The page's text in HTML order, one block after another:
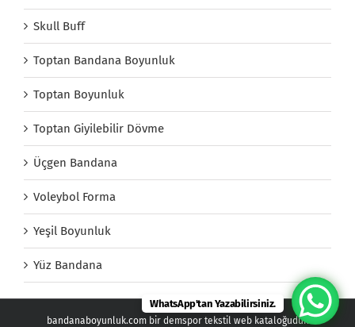
Skull Buff
Toptan Bandana Boyunluk
Toptan Boyunluk
Toptan Giyilebilir Dövme
Üçgen Bandana
Voleybol Forma
Yeşil Boyunluk
Yüz Bandana
bandanaboyunluk.com bir demspor tekstil web kataloğudur.
WhatsApp'tan Yazabilirsiniz.